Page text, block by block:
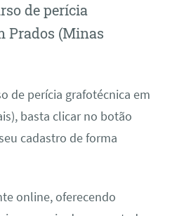
de perícia
Prados (Minas
de perícia grafotécnica em
basta clicar no botão
cadastro de forma
online, oferecendo